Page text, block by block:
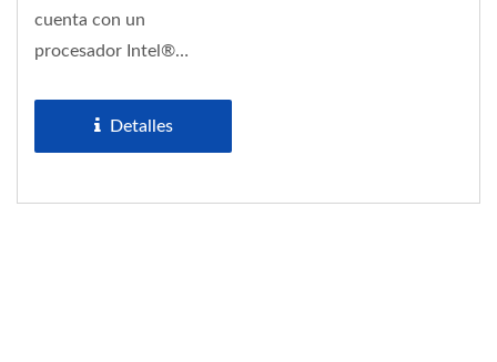
cuenta con un
procesador Intel®
Core, soporte de
Detalles